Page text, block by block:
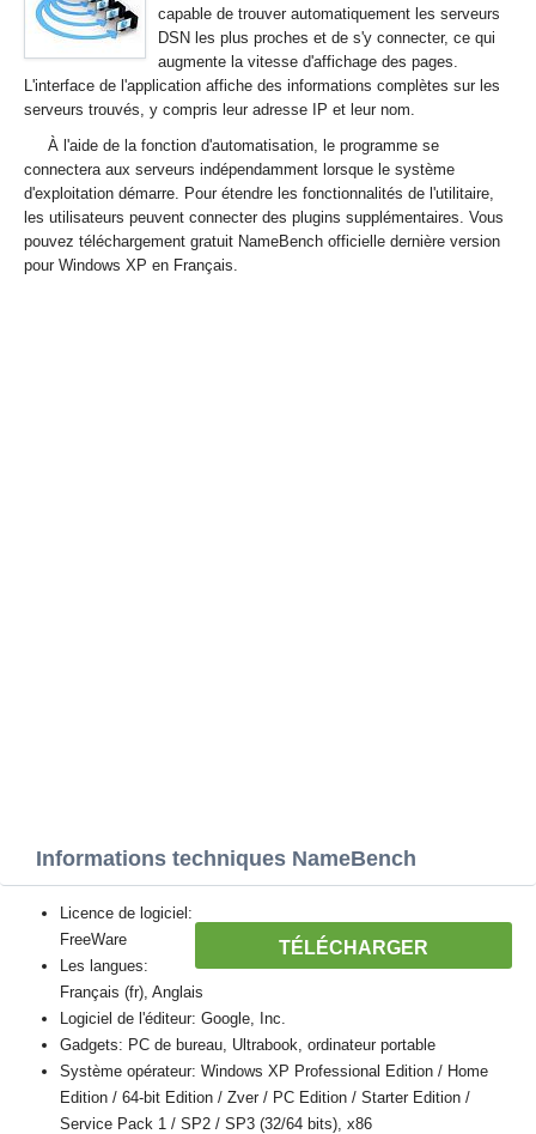
capable de trouver automatiquement les serveurs
DSN les plus proches et de s'y connecter, ce qui
augmente la vitesse d'affichage des pages.
L'interface de l'application affiche des informations complètes sur les
serveurs trouvés, y compris leur adresse IP et leur nom.
À l'aide de la fonction d'automatisation, le programme se
connectera aux serveurs indépendamment lorsque le système
d'exploitation démarre. Pour étendre les fonctionnalités de l'utilitaire,
les utilisateurs peuvent connecter des plugins supplémentaires. Vous
pouvez téléchargement gratuit NameBench officielle dernière version
pour Windows XP en Français.
Informations techniques NameBench
TÉLÉCHARGER
Licence de logiciel:
FreeWare
Les langues:
Français (fr), Anglais
Logiciel de l'éditeur: Google, Inc.
Gadgets: PC de bureau, Ultrabook, ordinateur portable
Système opérateur: Windows XP Professional Edition / Home
Edition / 64-bit Edition / Zver / PC Edition / Starter Edition /
Service Pack 1 / SP2 / SP3 (32/64 bits), x86